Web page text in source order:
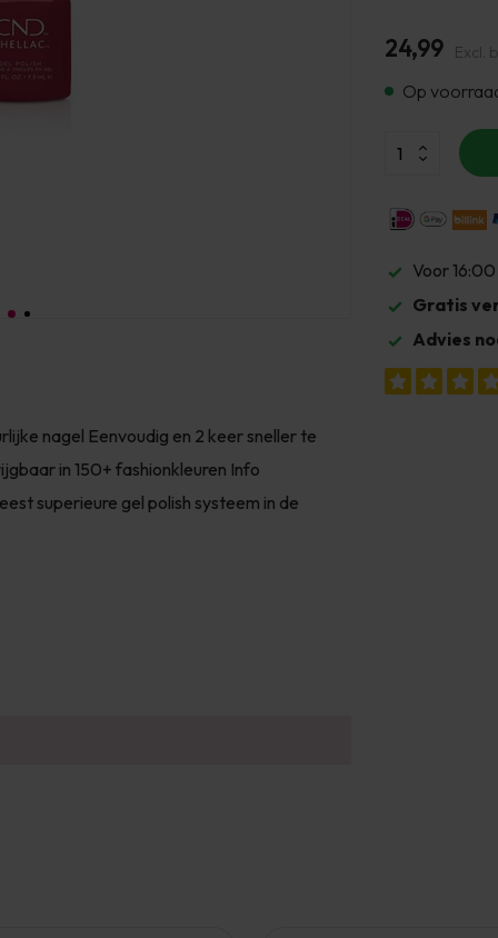
nagel Eenvoudig en 2 keer sneller te
in 150+ fashionkleuren Info
superieure gel polish systeem in de
24,99 Excl.
Op
Voor
Gratis
Advies